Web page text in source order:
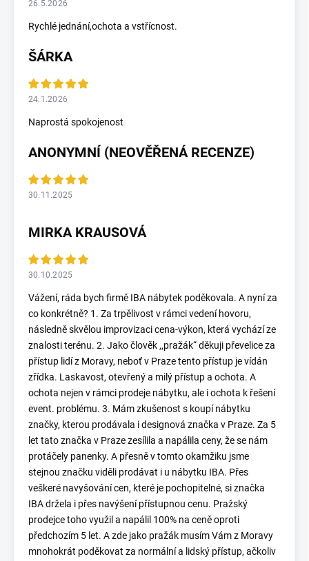
26.5.2026
Rychlé jednání,ochota a vstřícnost.
ŠÁRKA
24.1.2026
Naprostá spokojenost
ANONYMNÍ (NEOVĚŘENÁ RECENZE)
30.11.2025
MIRKA KRAUSOVÁ
30.10.2025
Vážení, ráda bych firmě IBA nábytek poděkovala. A nyní za
co konkrétně? 1. Za trpělivost v rámci vedení hovoru,
následně skvělou improvizaci cena-výkon, která vychází ze
znalosti terénu. 2. Jako člověk ,,pražák“ děkuji převelice za
přístup lidí z Moravy, neboť v Praze tento přístup je vídán
zřídka. Laskavost, otevřený a milý přístup a ochota. A
ochota nejen v rámci prodeje nábytku, ale i ochota k řešení
event. problému. 3. Mám zkušenost s koupí nábytku
značky, kterou prodávala i designová značka v Praze. Za 5
let tato značka v Praze zesílila a napálila ceny, že se nám
protáčely panenky. A přesně v tomto okamžiku jsme
stejnou značku viděli prodávat i u nábytku IBA. Přes
veškeré navyšování cen, které je pochopitelné, si značka
IBA držela i přes navýšení přístupnou cenu. Pražský
prodejce toho využil a napálil 100% na ceně oproti
předchozím 5 let. A zde jako pražák musím Vám z Moravy
mnohokrát poděkovat za normální a lidský přístup, ačkoliv